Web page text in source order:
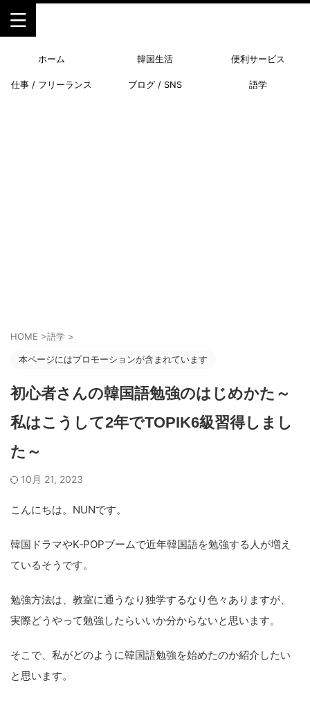
ホーム 韓国生活 便利サービス
仕事 / フリーランス ブログ / SNS 語学
HOME >語学 >
本ページにはプロモーションが含まれています
初心者さんの韓国語勉強のはじめかた～
私はこうして2年でTOPIK6級習得しまし
た～
10月 21, 2023
こんにちは。NUNです。
韓国ドラマやK‐POPブームで近年韓国語を勉強する人が増え
ているそうです。
勉強方法は、教室に通うなり独学するなり色々ありますが、
実際どうやって勉強したらいいか分からないと思います。
そこで、私がどのように韓国語勉強を始めたのか紹介したい
と思います。